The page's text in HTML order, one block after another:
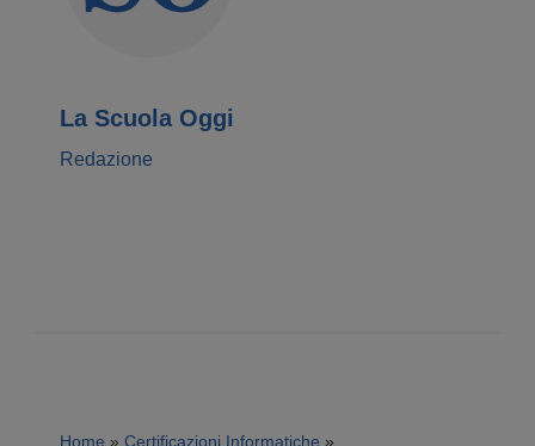
La Scuola Oggi
Redazione
Home » Certificazioni Informatiche »